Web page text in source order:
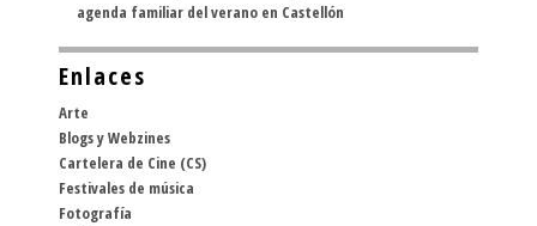
agenda familiar del verano en Castellón
Enlaces
Arte
Blogs y Webzines
Cartelera de Cine (CS)
Festivales de música
Fotografía